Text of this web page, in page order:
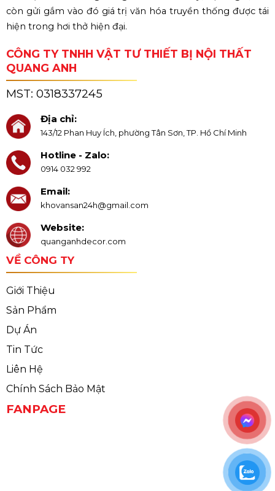
còn gửi gắm vào đó giá trị văn hóa truyền thống được tái
hiện trong hơi thở hiện đại.
CÔNG TY TNHH VẬT TƯ THIẾT BỊ NỘI THẤT
QUANG ANH
MST: 0318337245
Địa chỉ:
143/12 Phan Huy Ích, phường Tân Sơn, TP. Hồ Chí Minh
Hotline - Zalo:
0914 032 992
Email:
khovansan24h@gmail.com
Website:
quanganhdecor.com
VỀ CÔNG TY
Giới Thiệu
Sản Phẩm
Dự Án
Tin Tức
Liên Hệ
Chính Sách Bảo Mật
FANPAGE